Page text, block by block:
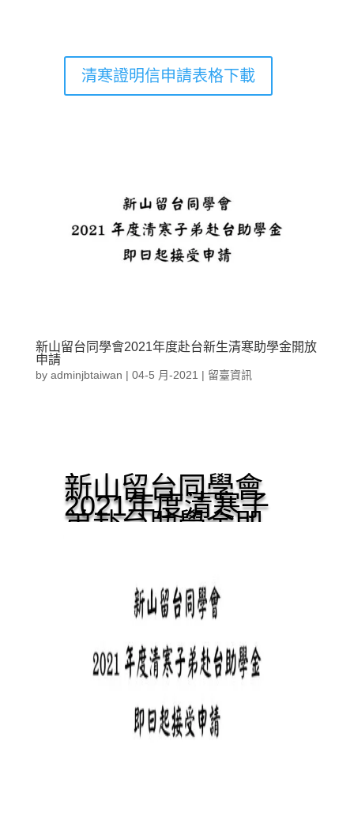
清寒證明信申請表格下載
新山留台同學會2021年度赴台新生清寒助學金開放
申請
by adminjbtaiwan | 04-5 月-2021 | 留臺資訊
新山留台同學會
2021年度清寒子
弟赴台助學金即